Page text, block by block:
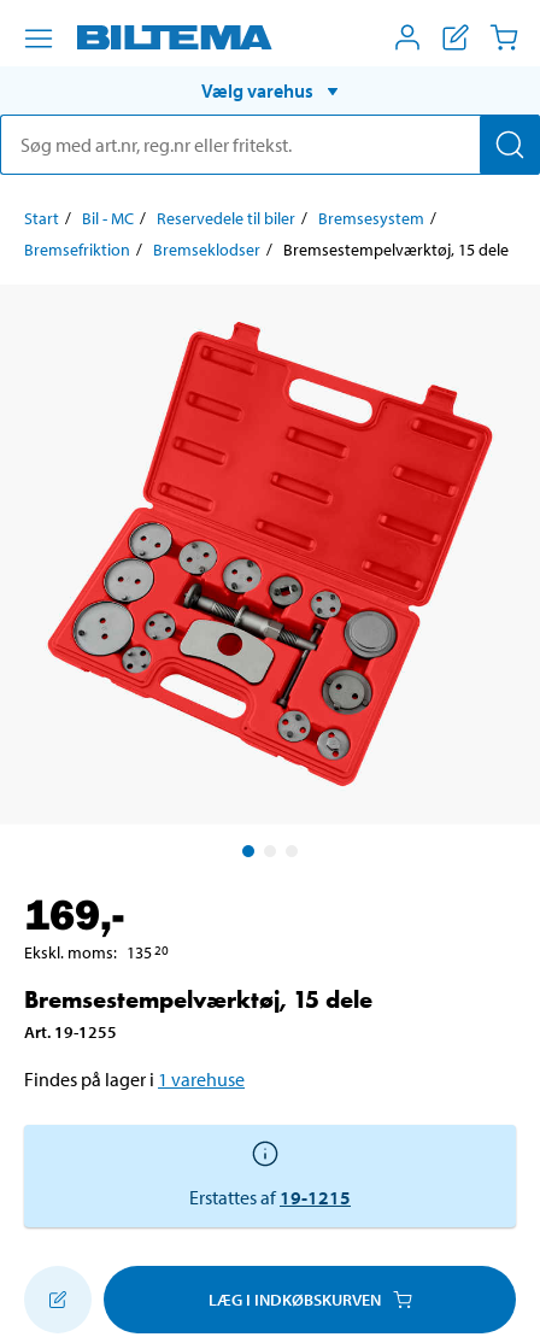
Vælg varehus
Start Bil - MC Reservedele til biler
Bremsesystem
Bremsefriktion
Bremseklodser Bremsestempelværktøj, 15 dele
169,-
Ekskl. moms: 13520
Bremsestempelværktøj, 15 dele
Art. 19-1255
Findes på lager i 1 varehuse
Erstattes af 19-1215
LÆG I INDKØBSKURVEN